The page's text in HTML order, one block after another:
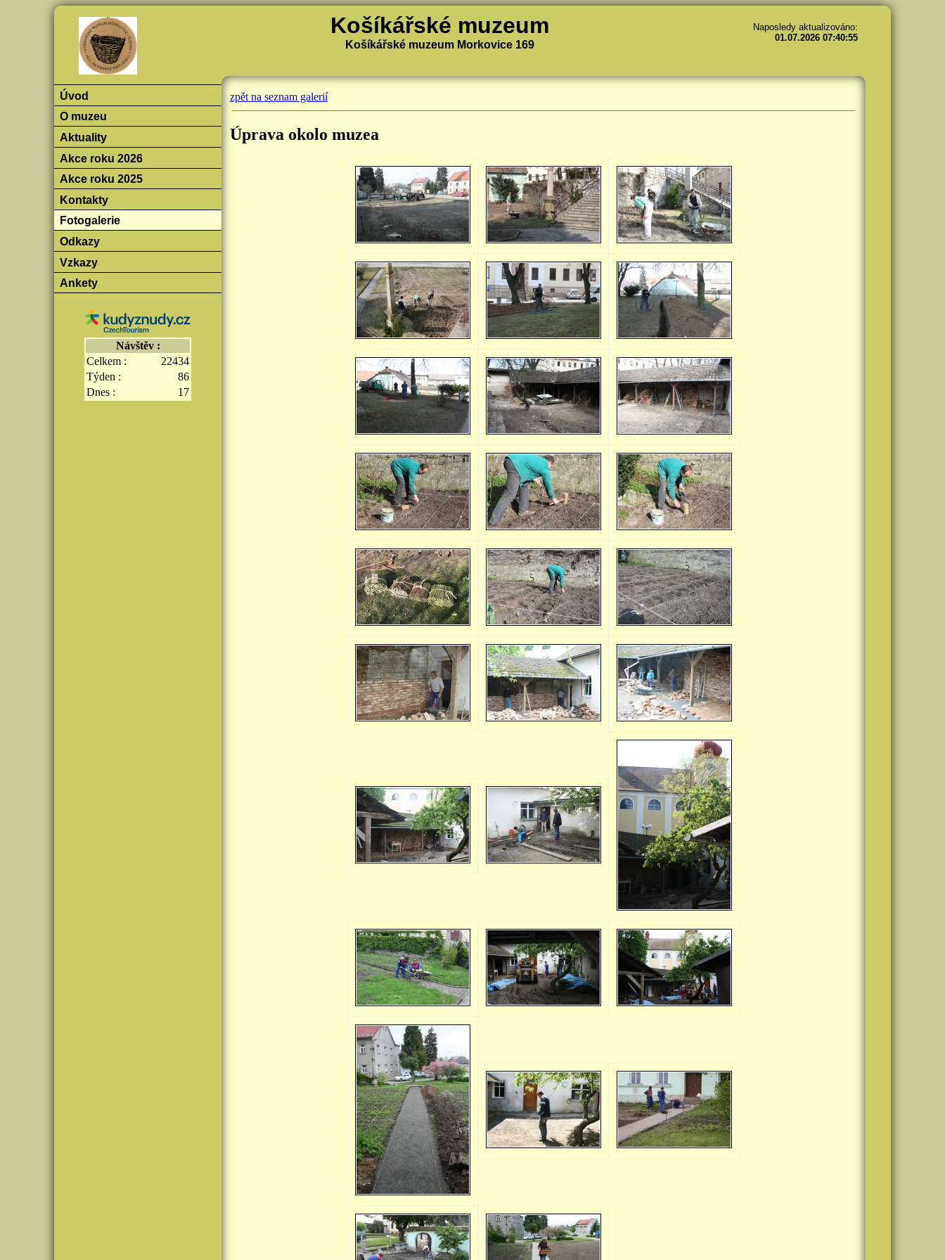
Naposledy aktualizováno:
01.07.2026 07:40:55
Košíkářské muzeum
Košíkářské muzeum Morkovice 169
Úvod
O muzeu
Aktuality
Akce roku 2026
Akce roku 2025
Kontakty
Fotogalerie
Odkazy
Vzkazy
Ankety
Návštěv :
Celkem :
22434
Týden :
86
Dnes :
17
zpět na seznam galerií
Úprava okolo muzea